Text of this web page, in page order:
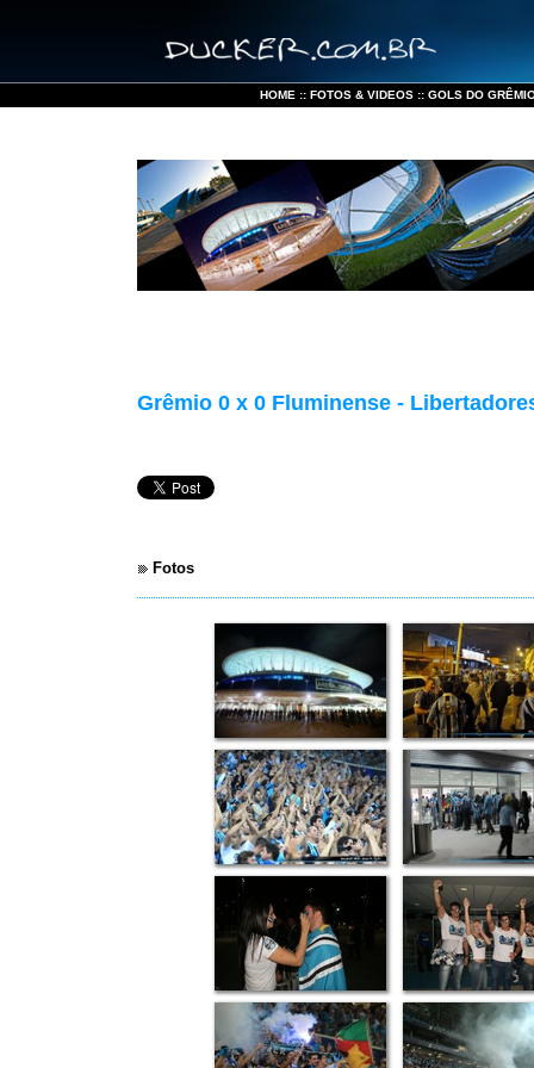
HOME :: FOTOS & VIDEOS :: GOLS DO
Grêmio 0 x 0 Fluminense -
Fotos